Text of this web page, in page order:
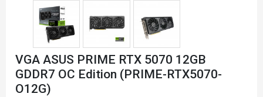
VGA ASUS PRIME RTX 5070 12GB
GDDR7 OC Edition (PRIME-RTX5070-
O12G)